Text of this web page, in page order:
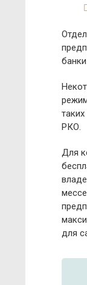
РКО.
Для
для